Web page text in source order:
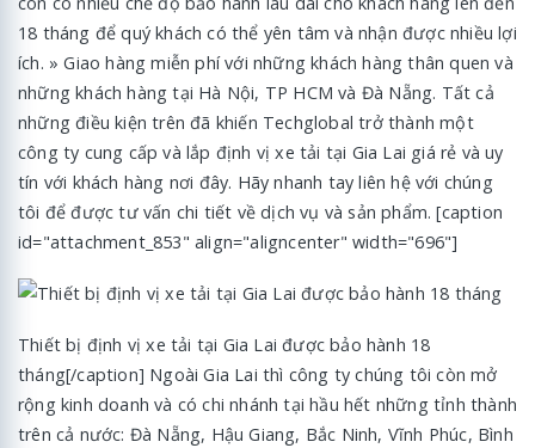
18 tháng để quý khách có thể yên tâm và nhận được nhiều lợi
ích. » Giao hàng miễn phí với những khách hàng thân quen và
những khách hàng tại Hà Nội, TP HCM và Đà Nẵng. Tất cả
những điều kiện trên đã khiến Techglobal trở thành một
công ty cung cấp và lắp định vị xe tải tại Gia Lai giá rẻ và uy
tín với khách hàng nơi đây. Hãy nhanh tay liên hệ với chúng
tôi để được tư vấn chi tiết về dịch vụ và sản phẩm. [caption
id="attachment_853" align="aligncenter" width="696"]
Thiết bị định vị xe tải tại Gia Lai được bảo hành 18
tháng[/caption] Ngoài Gia Lai thì công ty chúng tôi còn mở
rộng kinh doanh và có chi nhánh tại hầu hết những tỉnh thành
trên cả nước: Đà Nẵng, Hậu Giang, Bắc Ninh, Vĩnh Phúc, Bình